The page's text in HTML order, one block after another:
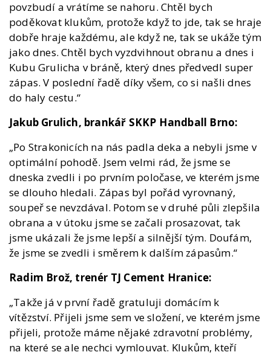
povzbudí a vrátíme se nahoru. Chtěl bych
poděkovat klukům, protože když to jde, tak se hraje
dobře hraje každému, ale když ne, tak se ukáže tým
jako dnes. Chtěl bych vyzdvihnout obranu a dnes i
Kubu Grulicha v bráně, který dnes předvedl super
zápas. V poslední řadě díky všem, co si našli dnes
do haly cestu.“
Jakub Grulich, brankář SKKP Handball Brno:
„Po Strakonicích na nás padla deka a nebyli jsme v
optimální pohodě. Jsem velmi rád, že jsme se
dneska zvedli i po prvním poločase, ve kterém jsme
se dlouho hledali. Zápas byl pořád vyrovnaný,
soupeř se nevzdával. Potom se v druhé půli zlepšila
obrana a v útoku jsme se začali prosazovat, tak
jsme ukázali že jsme lepší a silnější tým. Doufám,
že jsme se zvedli i směrem k dalším zápasům.“
Radim Brož, trenér TJ Cement Hranice:
„Takže já v první řadě gratuluji domácím k
vítězství. Přijeli jsme sem ve složení, ve kterém jsme
přijeli, protože máme nějaké zdravotní problémy,
na které se ale nechci vymlouvat. Klukům, kteří